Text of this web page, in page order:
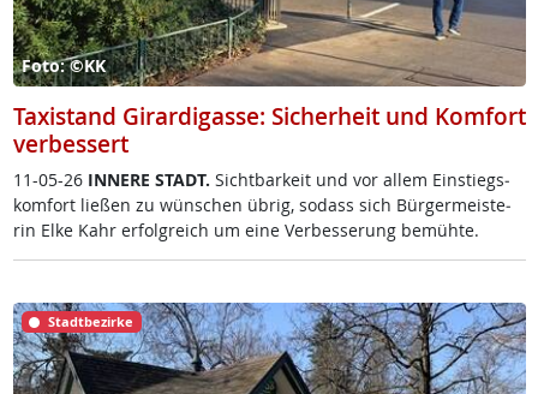
Foto: ©KK
Taxistand Girardigasse: Sicherheit und Komfort
verbessert
11-05-26 IN­NE­RE STADT. Sicht­bar­keit und vor al­lem Ein­s­tiegs­
kom­fort lie­ßen zu wün­schen üb­rig, so­dass sich Bür­ger­meis­te­
rin El­ke Kahr er­folg­reich um ei­ne Ver­bes­se­rung be­müh­te.
Stadtbezirke